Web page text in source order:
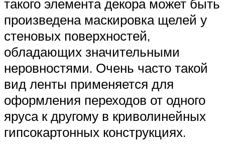
такого элемента декора может быть
произведена маскировка щелей у
стеновых поверхностей,
обладающих значительными
неровностями. Очень часто такой
вид ленты применяется для
оформления переходов от одного
яруса к другому в криволинейных
гипсокартонных конструкциях.